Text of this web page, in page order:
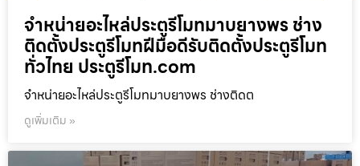
จำหน่ายอะไหล่ประตูรีโมทมาบยางพร ช่าง
ติดตั้งประตูรีโมทฝีมือดีรับติดตั้งประตูรีโมท
ทั่วไทย ประตูรีโมท.com
จำหน่ายอะไหล่ประตูรีโมทมาบยางพร ช่างติดต
ดูเพิ่มเติม »